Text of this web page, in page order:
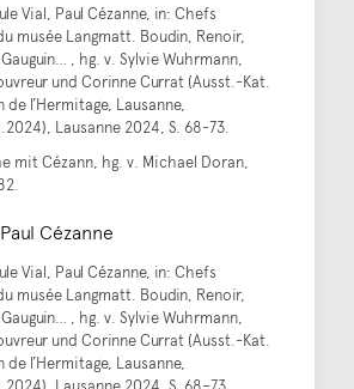
Vial, Paul Cézanne, in: Chefs
musée Langmatt. Boudin, Renoir,
, hg. v. Sylvie Wuhrmann,
und Corinne Currat (Ausst.-Kat.
de l’Hermitage, Lausanne,
Lausanne 2024, S. 68-73.
mit Cézann, hg. v. Michael Doran,
Cézanne
Vial, Paul Cézanne, in: Chefs
musée Langmatt. Boudin, Renoir,
, hg. v. Sylvie Wuhrmann,
und Corinne Currat (Ausst.-Kat.
de l’Hermitage, Lausanne,